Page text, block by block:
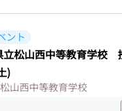
ント
立松山西中等教育学校
)
松山西中等教育学校